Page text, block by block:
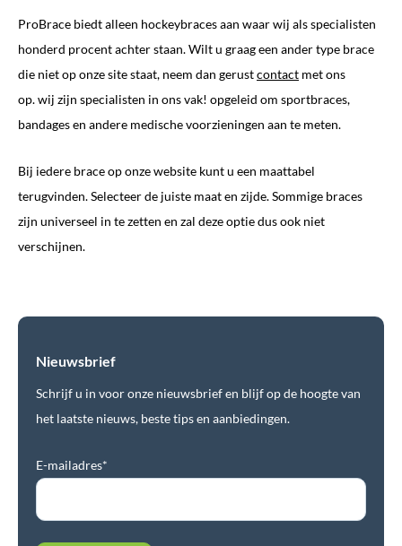
ProBrace biedt alleen hockeybraces aan waar wij als specialisten
honderd procent achter staan. Wilt u graag een ander type brace
die niet op onze site staat, neem dan gerustcontact met ons
op. wij zijn specialisten in ons vak! opgeleid om sportbraces,
bandages en andere medische voorzieningen aan te meten.
Bij iedere brace op onze website kunt u een maattabel
terugvinden. Selecteer de juiste maat en zijde. Sommige braces
zijn universeel in te zetten en zal deze optie dus ook niet
verschijnen.
Nieuwsbrief
Schrijf u in voor onze nieuwsbrief en blijf op de hoogte van
het laatste nieuws, beste tips en aanbiedingen.
E-mailadres*